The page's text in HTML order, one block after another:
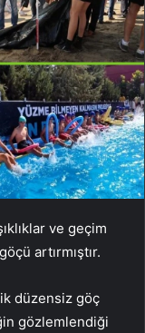
ve geçim
artırmıştır.
düzensiz göç
gözlemlendiği